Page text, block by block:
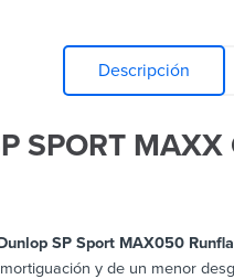
Descripción
SPORT MAXX
SP Sport MAX050
y de un menor